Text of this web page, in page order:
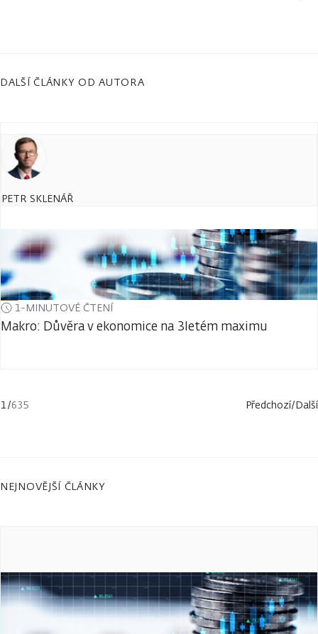
DALŠÍ ČLÁNKY OD AUTORA
PETR SKLENÁŘ
1-MINUTOVÉ ČTENÍ
Makro: Důvěra v ekonomice na 3letém maximu
1/635 Předchozí/Další
NEJNOVĚJŠÍ ČLÁNKY